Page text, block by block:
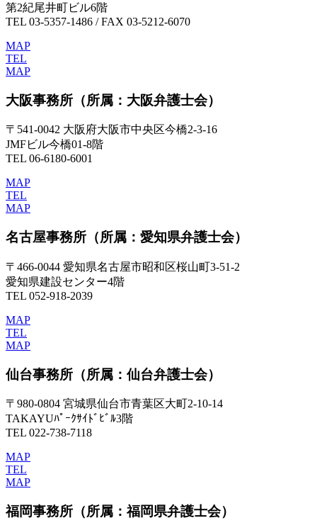
第2紀尾井町ビル6階
TEL 03-5357-1486 / FAX 03-5212-6070
MAP
TEL
MAP
大阪事務所 （所属：大阪弁護士会）
〒541-0042 大阪府大阪市中央区今橋2-3-16
JMFビル今橋01-8階
TEL 06-6180-6001
MAP
TEL
MAP
名古屋事務所 （所属：愛知県弁護士会）
〒466-0044 愛知県名古屋市昭和区桜山町3-51-2
愛知県建設センター4階
TEL 052-918-2039
MAP
TEL
MAP
仙台事務所 （所属：仙台弁護士会）
〒980-0804 宮城県仙台市青葉区大町2-10-14
TAKAYUﾊﾟｰｸｻｲﾄﾞﾋﾞﾙ3階
TEL 022-738-7118
MAP
TEL
MAP
福岡事務所 （所属：福岡県弁護士会）